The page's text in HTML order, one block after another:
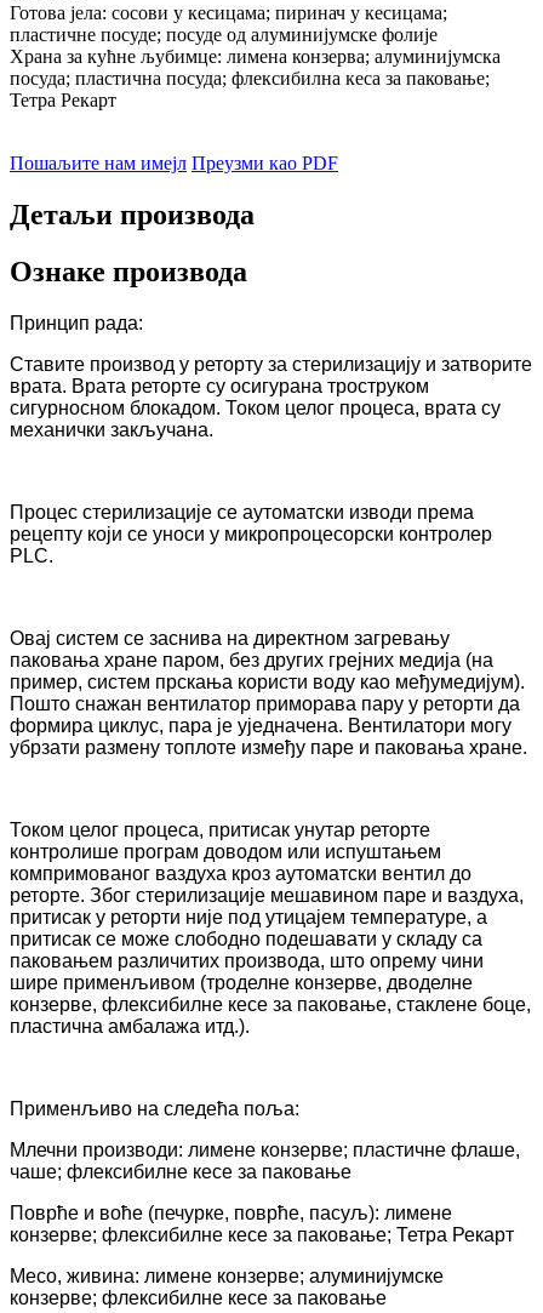
Готова јела: сосови у кесицама; пиринач у кесицама;
пластичне посуде; посуде од алуминијумске фолије
Храна за кућне љубимце: лимена конзерва; алуминијумска
посуда; пластична посуда; флексибилна кеса за паковање;
Тетра Рекарт
Пошаљите нам имејл Преузми као PDF
Детаљи производа
Ознаке производа
Принцип рада:
Ставите производ у реторту за стерилизацију и затворите
врата. Врата реторте су осигурана троструком
сигурносном блокадом. Током целог процеса, врата су
механички закључана.
Процес стерилизације се аутоматски изводи према
рецепту који се уноси у микропроцесорски контролер
PLC.
Овај систем се заснива на директном загревању
паковања хране паром, без других грејних медија (на
пример, систем прскања користи воду као међумедијум).
Пошто снажан вентилатор приморава пару у реторти да
формира циклус, пара је уједначена. Вентилатори могу
убрзати размену топлоте између паре и паковања хране.
Током целог процеса, притисак унутар реторте
контролише програм доводом или испуштањем
компримованог ваздуха кроз аутоматски вентил до
реторте. Због стерилизације мешавином паре и ваздуха,
притисак у реторти није под утицајем температуре, а
притисак се може слободно подешавати у складу са
паковањем различитих производа, што опрему чини
шире применљивом (троделне конзерве, дводелне
конзерве, флексибилне кесе за паковање, стаклене боце,
пластична амбалажа итд.).
Применљиво на следећа поља:
Млечни производи: лимене конзерве; пластичне флаше,
чаше; флексибилне кесе за паковање
Поврће и воће (печурке, поврће, пасуљ): лимене
конзерве; флексибилне кесе за паковање; Тетра Рекарт
Месо, живина: лимене конзерве; алуминијумске
конзерве; флексибилне кесе за паковање